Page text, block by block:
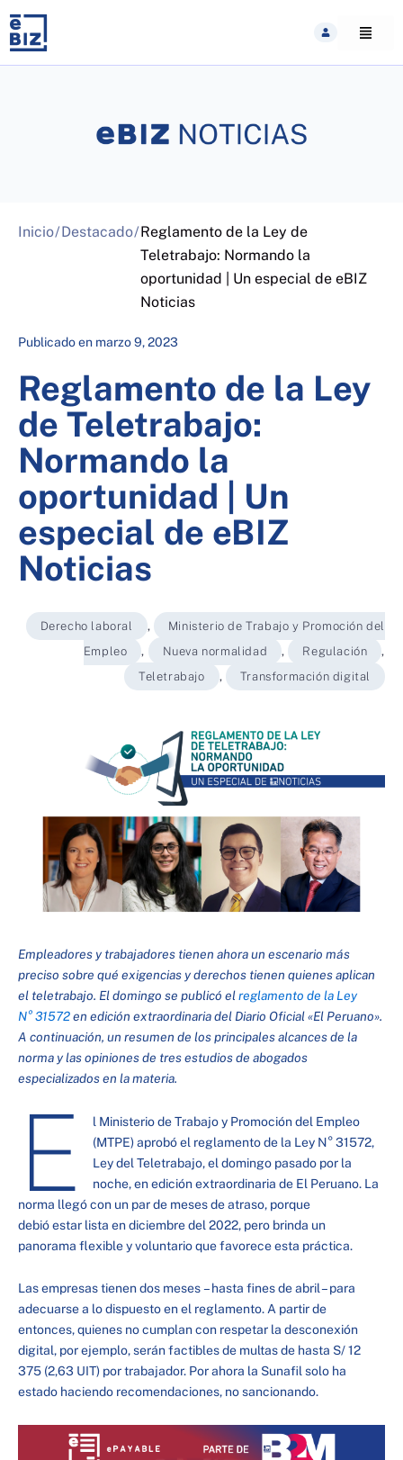
content
Inicio/Destacado/Reglamento de la Ley de
Teletrabajo: Normando la
oportunidad | Un especial de eBIZ
Noticias
Publicado en marzo 9, 2023
Reglamento de la Ley
de Teletrabajo:
Normando la
oportunidad | Un
especial de eBIZ
Noticias
Derecho laboral ,
Ministerio de Trabajo y Promoción del
Empleo
, Nueva normalidad , Regulación
,
Teletrabajo
, Transformación digital
Empleadores y trabajadores tienen ahora un escenario más
preciso sobre qué exigencias y derechos tienen quienes aplican
el teletrabajo. El domingo se publicó elreglamento de la Ley
N° 31572en edición extraordinaria del Diario Oficial «El Peruano».
A continuación, un resumen de los principales alcances de la
norma y las opiniones de tres estudios de abogados
especializados en la materia.
E
l Ministerio de Trabajo y Promoción del Empleo
(MTPE) aprobó el reglamento de la Ley N° 31572,
Ley del Teletrabajo, el domingo pasado por la
noche, en edición extraordinaria de El Peruano. La
norma llegó con un par de meses de atraso, porque
debió estar lista en diciembre del 2022, pero brinda un
panorama flexible y voluntario que favorece esta práctica.
Las empresas tienen dos meses – hasta fines de abril – para
adecuarse a lo dispuesto en el reglamento. A partir de
entonces, quienes no cumplan con respetar la desconexión
digital, por ejemplo, serán factibles de multas de hasta S/ 12
375 (2,63 UIT) por trabajador. Por ahora la Sunafil solo ha
estado haciendo recomendaciones, no sancionando.